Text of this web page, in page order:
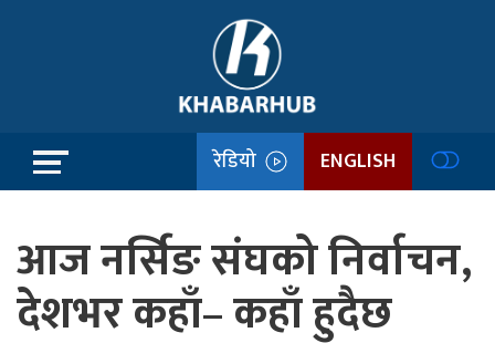
रेडियो ENGLISH
आज नर्सिङ संघको निर्वाचन,
देशभर कहाँ– कहाँ हुदैछ